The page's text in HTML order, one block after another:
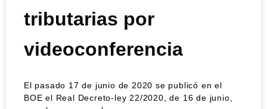
tributarias por
videoconferencia
El pasado 17 de junio de 2020 se publicó en el
BOE el Real Decreto-ley 22/2020, de 16 de junio,